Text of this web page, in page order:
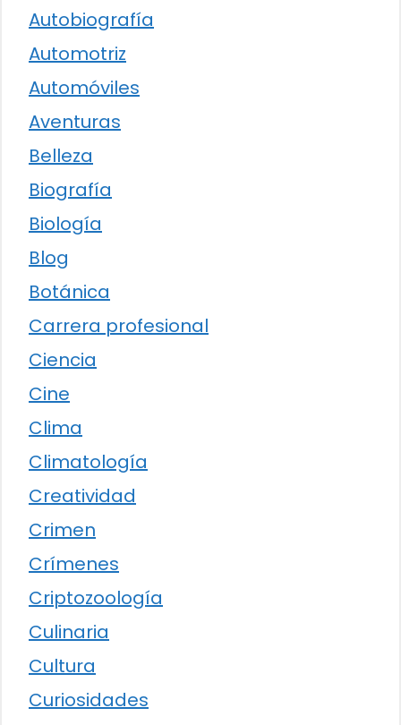
Autobiografía
Automotriz
Automóviles
Aventuras
Belleza
Biografía
Biología
Blog
Botánica
Carrera profesional
Ciencia
Cine
Clima
Climatología
Creatividad
Crimen
Crímenes
Criptozoología
Culinaria
Cultura
Curiosidades